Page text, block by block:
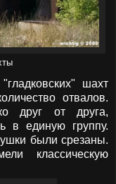
шахт
отвалов.
друг от друга,
в единую группу.
были срезаны.
классическую